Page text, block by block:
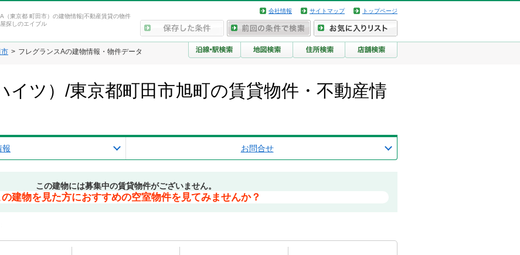
（東京都 町田市）の建物情報|不動産賃貸の物件
探しのエイブル
会社情報 サイトマップ トップページ
フレグランスAの建物情報・物件データ
イツ）/東京都町田市旭町の賃貸物件・不動産情
報 お問合せ
この建物には募集中の賃貸物件がございません。
の建物を見た方におすすめの空室物件を見てみませんか？